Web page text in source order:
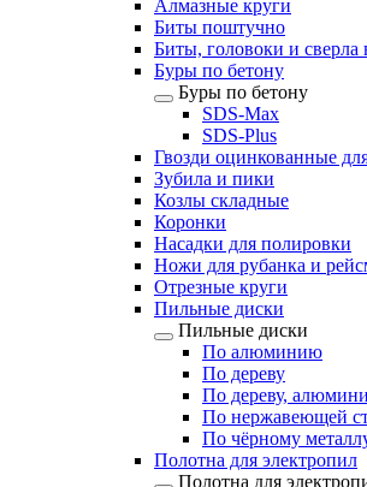
Алмазные круги
Биты поштучно
Биты, головоки и сверла
Буры по бетону
Буры по бетону
SDS-Max
SDS-Plus
Гвозди оцинкованные
Зубила и пики
Козлы складные
Коронки
Насадки для полировки
Ножи для рубанка и
Отрезные круги
Пильные диски
Пильные диски
По алюминию
По дереву
По дереву,
По нержавеющей
По чёрному
Полотна для электропил
Полотна для